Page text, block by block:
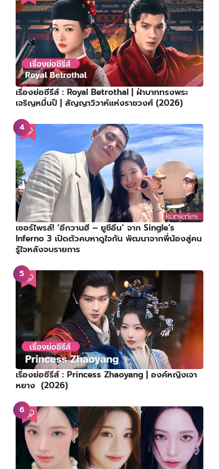
เรื่องย่อซีรีส์ : Royal Betrothal | ฝ่าบาททรงพระ
เจริญหมื่นปี | สัญญาวิวาห์แห่งราชวงศ์ (2026)
เซอร์ไพรส์! ‘อีกวานฮี – ยูชีอึน’ จาก Single’s
Inferno 3 เปิดตัวคบหาดูใจกัน พัฒนาจากพี่น้องสู่คน
รู้ใจหลังจบรายการ
เรื่องย่อซีรีส์ : Princess Zhaoyang | องค์หญิงเจา
หยาง (2026)